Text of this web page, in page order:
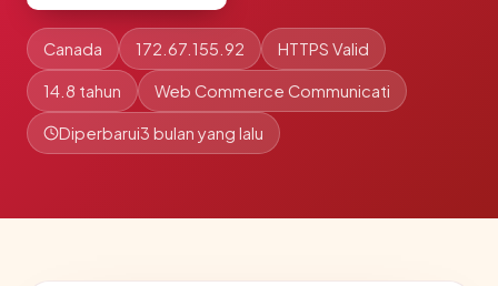
Canada 172.67.155.92 HTTPS Valid
14.8 tahun Web Commerce Communicati
Diperbarui3 bulan yang lalu